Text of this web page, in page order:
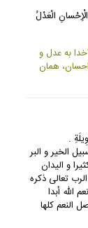
الْعَدْلُ
آيه 90 سوره نحل “خدا به عدل و
همان
.
الخير و البر
و اليدان
تعالى ذكره
الله أبدا
النعم كلها